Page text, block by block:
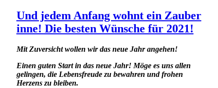
Und jedem Anfang wohnt ein Zauber
inne! Die besten Wünsche für 2021!
Mit Zuversicht wollen wir das neue Jahr angehen!
Einen guten Start in das neue Jahr! Möge es uns allen
gelingen, die Lebensfreude zu bewahren und frohen
Herzens zu bleiben.